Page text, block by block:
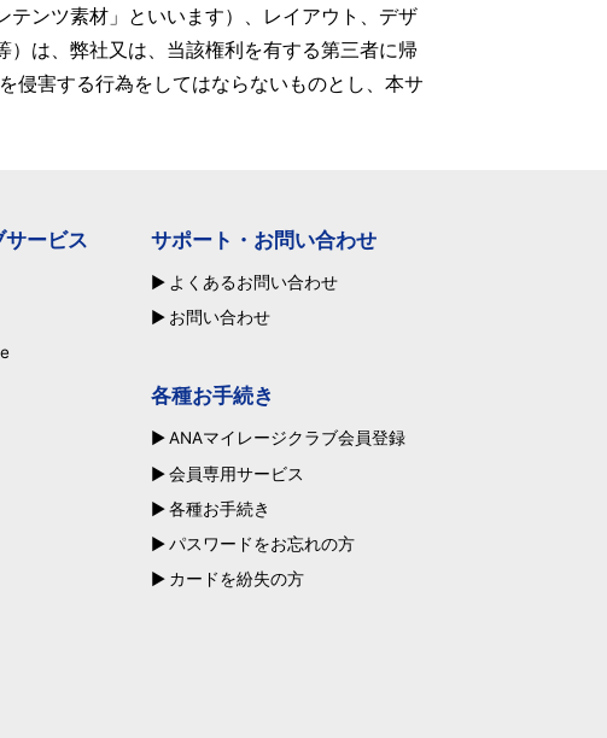
ンツ素材」といいます）、レイアウト、デザ
は、弊社又は、当該権利を有する第三者に帰
侵害する行為をしてはならないものとし、本サ
ービス サポート・お問い合わせ
よくあるお問い合わせ
お問い合わせ
各種お手続き
ANAマイレージクラブ会員登録
会員専用サービス
各種お手続き
パスワードをお忘れの方
カードを紛失の方